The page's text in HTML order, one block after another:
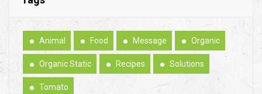
Animal Food Message Organic
Organic Static Recipes Solutions
Tomato